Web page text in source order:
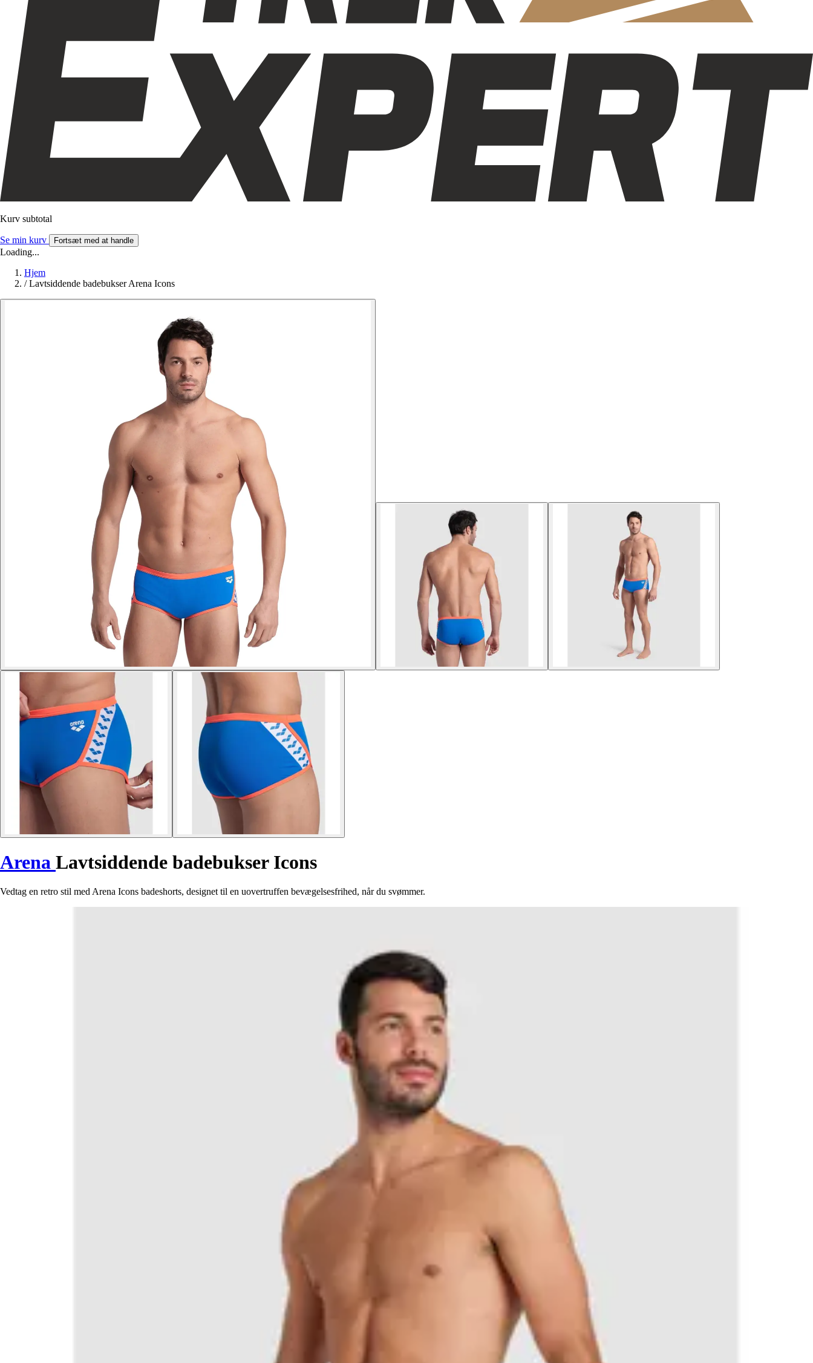
Kurv subtotal
Se min kurv Fortsæt med at handle
Loading...
Hjem
/ Lavtsiddende badebukser Arena Icons
Arena Lavtsiddende badebukser Icons
Vedtag en retro stil med Arena Icons badeshorts, designet til en uovertruffen bevægelsesfrihed, når du svømmer.